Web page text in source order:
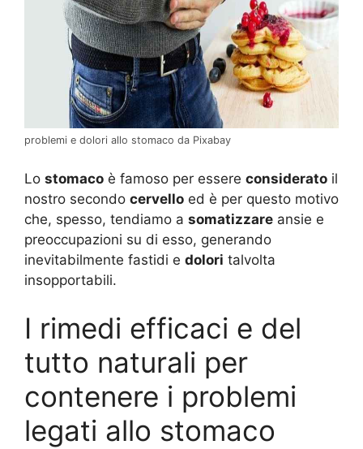
problemi e dolori allo stomaco da Pixabay
Lo stomaco è famoso per essere considerato il
nostro secondo cervello ed è per questo motivo
che, spesso, tendiamo a somatizzare ansie e
preoccupazioni su di esso, generando
inevitabilmente fastidi e dolori talvolta
insopportabili.
I rimedi efficaci e del
tutto naturali per
contenere i problemi
legati allo stomaco